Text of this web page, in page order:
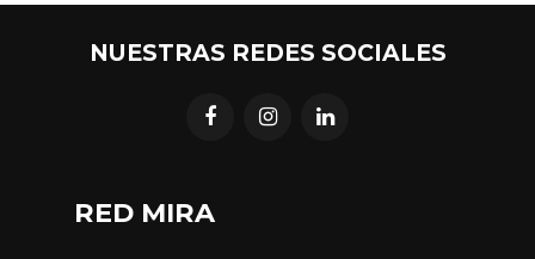
NUESTRAS REDES SOCIALES
RED MIRA